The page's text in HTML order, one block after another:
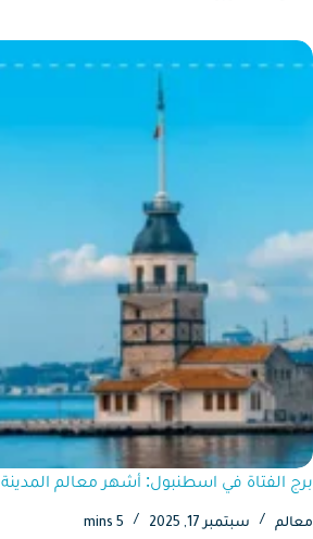
برج الفتاة في اسطنبول: أشهر معالم المدينة
معالم سبتمبر 17, 2025 5 mins